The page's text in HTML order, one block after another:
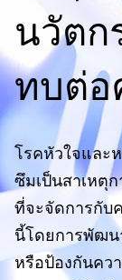
นวัตก
ทบต่
โรคหัวใจและ
ซึมเป็นสาเหตุ
ที่จะจัดการกับ
นี้โดยการพัฒน
หรือป้องกันคว